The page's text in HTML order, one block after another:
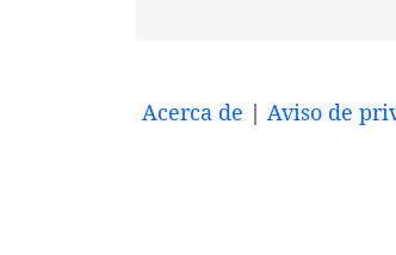
Acerca de | Aviso de